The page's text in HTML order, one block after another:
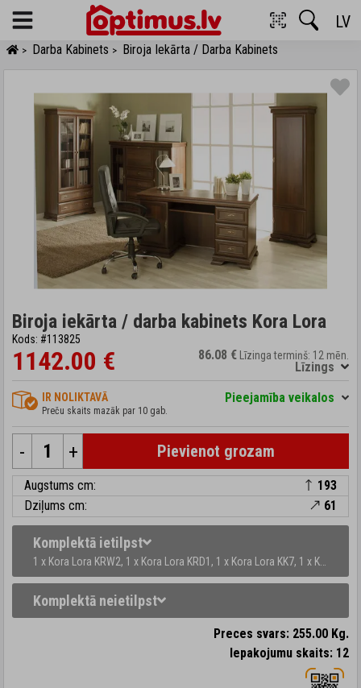
Menu LV
> Darba Kabinets > Biroja Iekārta / Darba Kabinets
Biroja iekārta / darba kabinets Kora Lora
Kods: #113825
1142.00 € 86.08 € Līzinga termiņš: 12 mēn.
Līzings
IR NOLIKTAVĀ
Preču skaits mazāk par 10 gab.
Pieejamība veikalos
- + Pievienot grozam
Augstums cm:
193
Dziļums cm:
61
Komplektā ietilpst
1 x Kora Lora KRW2, 1 x Kora Lora KRD1, 1 x Kora Lora KK7, 1 x Kora Lora
Komplektā neietilpst
Preces svars: 255.00 Kg.
Iepakojumu skaits: 12